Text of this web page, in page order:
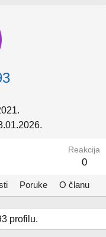
Reakcija
0
Poruke O članu
profilu.